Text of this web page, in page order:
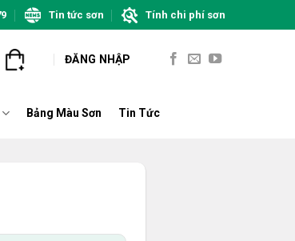
Tin tức sơn Tính chi phí sơn
ĐĂNG NHẬP
Bảng Màu Sơn Tin Tức